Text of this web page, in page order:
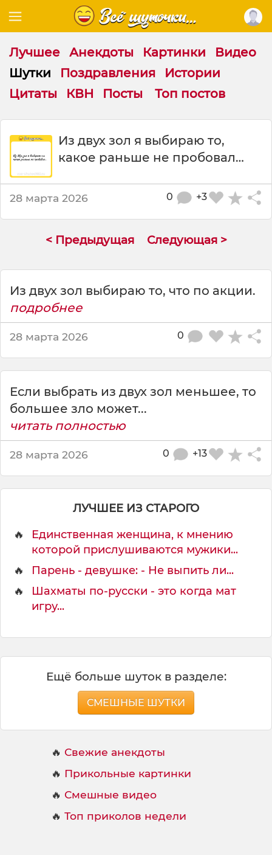
Лучшее Анекдоты Картинки
Видео
Шутки
Поздравления
Истории
Цитаты
КВН Посты Топ постов
а
ы
б
Из двух зол я выбиpаю то,
какое pаньше не пpобовал…
28 марта 2026 +3
0
< Предыдущая Следующая >
Из двух зол выбираю то, что по акции.
подробнее
28 марта 2026 0
Если выбрать из двух зол меньшее, то
большее зло может...
читать полностью
28 марта 2026 +13
0
ЛУЧШЕЕ ИЗ СТАРОГО
🔥
Единственная женщина, к мнению
которой прислушиваются мужики...
🔥
Парень - девушке: - Не выпить ли...
🔥
Шахматы по-русски - это когда мат
игру...
Ещё больше шуток в разделе:
СМЕШНЫЕ ШУТКИ
🔥 Свежие анекдоты
🔥 Прикольные картинки
🔥 Смешные видео
🔥 Топ приколов недели